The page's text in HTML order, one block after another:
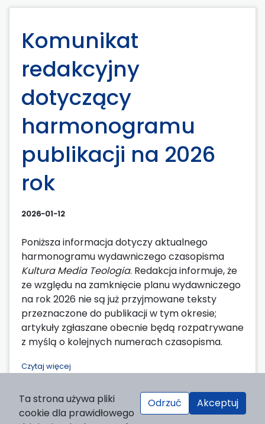
Komunikat
redakcyjny
dotyczący
harmonogramu
publikacji na 2026
rok
2026-01-12
Poniższa informacja dotyczy aktualnego
harmonogramu wydawniczego czasopisma
Kultura Media Teologia. Redakcja informuje, że
ze względu na zamknięcie planu wydawniczego
na rok 2026 nie są już przyjmowane teksty
przeznaczone do publikacji w tym okresie;
artykuły zgłaszane obecnie będą rozpatrywane
z myślą o kolejnych numerach czasopisma.
Czytaj więcej
Ta strona używa pliki
cookie dla prawidłowego
Odrzuć Akceptuj